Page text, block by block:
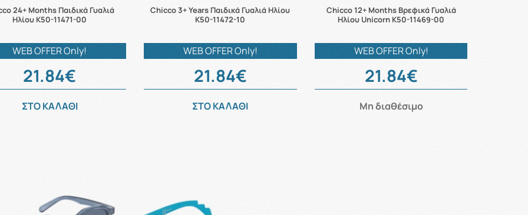
24+ Months Παιδικά Γυαλιά
Ηλίου K50-11471-00
WEB OFFER Only!
21.84€
ΣΤΟ ΚΑΛΑΘΙ
Chicco 3+ Years Παιδικά Γυαλιά Ηλίου
K50-11472-10
WEB OFFER Only!
21.84€
ΣΤΟ ΚΑΛΑΘΙ
Chicco 12+ Months Βρεφικά Γυαλιά
Ηλίου Unicorn K50-11469-00
WEB OFFER Only!
21.84€
Μη διαθέσιμο